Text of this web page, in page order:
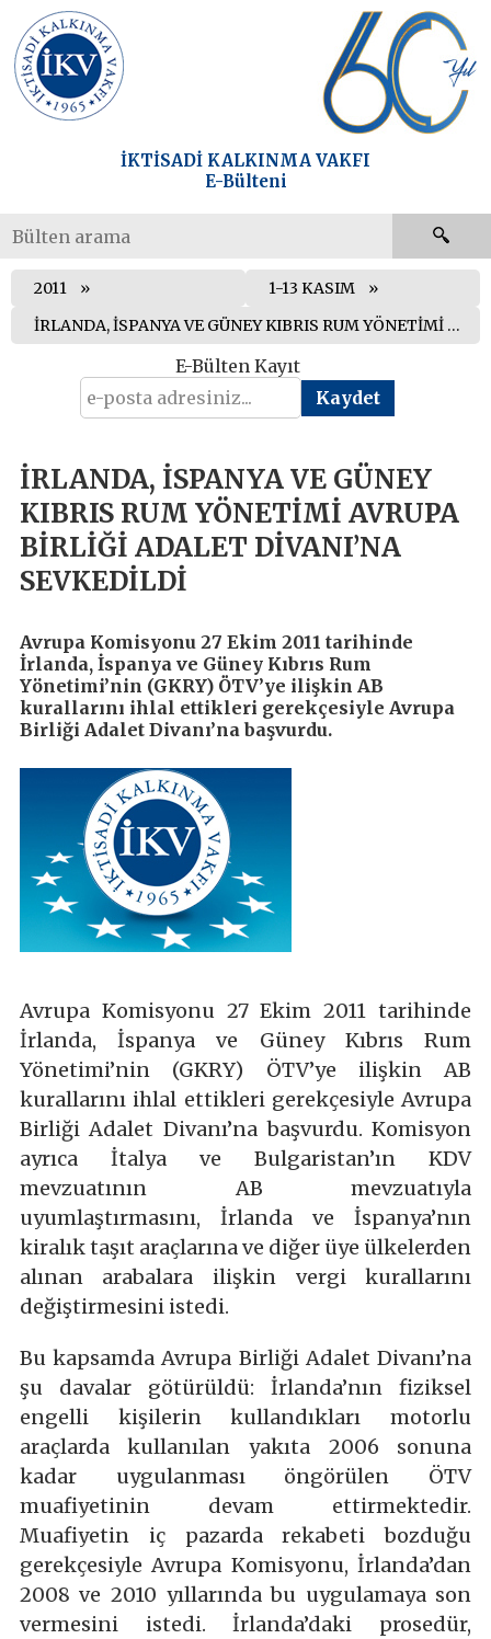
İKTİSADİ KALKINMA VAKFI
E-Bülteni
2011
1-13 KASIM
İRLANDA, İSPANYA VE GÜNEY KIBRIS RUM YÖNETİMİ AVRUPA BİRLİĞİ ADALET DİVANI’NA SEVKEDİLDİ
E-Bülten Kayıt
İRLANDA, İSPANYA VE GÜNEY
KIBRIS RUM YÖNETİMİ AVRUPA
BİRLİĞİ ADALET DİVANI’NA
SEVKEDİLDİ
Avrupa Komisyonu 27 Ekim 2011 tarihinde
İrlanda, İspanya ve Güney Kıbrıs Rum
Yönetimi’nin (GKRY) ÖTV’ye ilişkin AB
kurallarını ihlal ettikleri gerekçesiyle Avrupa
Birliği Adalet Divanı’na başvurdu.
Avrupa Komisyonu 27 Ekim 2011 tarihinde
İrlanda, İspanya ve Güney Kıbrıs Rum
Yönetimi’nin (GKRY) ÖTV’ye ilişkin AB
kurallarını ihlal ettikleri gerekçesiyle Avrupa
Birliği Adalet Divanı’na başvurdu. Komisyon
ayrıca İtalya ve Bulgaristan’ın KDV
mevzuatının AB mevzuatıyla
uyumlaştırmasını, İrlanda ve İspanya’nın
kiralık taşıt araçlarına ve diğer üye ülkelerden
alınan arabalara ilişkin vergi kurallarını
değiştirmesini istedi.
Bu kapsamda Avrupa Birliği Adalet Divanı’na
şu davalar götürüldü: İrlanda’nın fiziksel
engelli kişilerin kullandıkları motorlu
araçlarda kullanılan yakıta 2006 sonuna
kadar uygulanması öngörülen ÖTV
muafiyetinin devam ettirmektedir.
Muafiyetin iç pazarda rekabeti bozduğu
gerekçesiyle Avrupa Komisyonu, İrlanda’dan
2008 ve 2010 yıllarında bu uygulamaya son
vermesini istedi. İrlanda’daki prosedür,